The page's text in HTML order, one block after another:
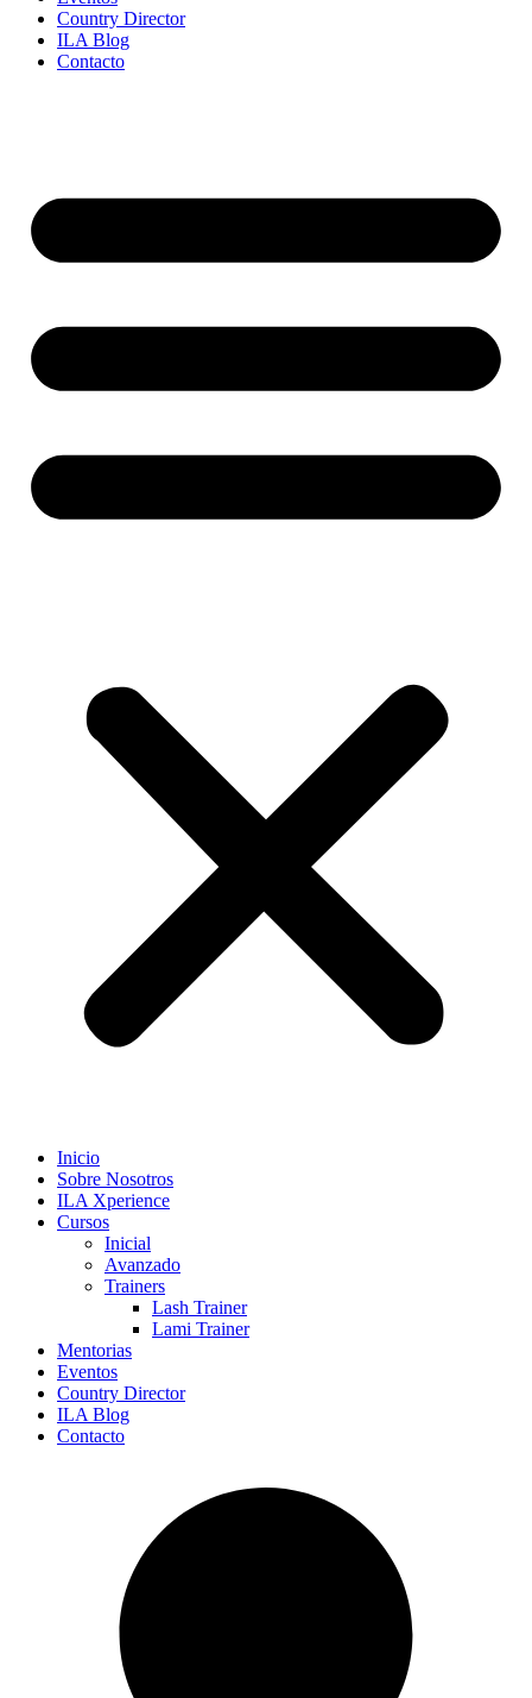
Country Director
ILA Blog
Contacto
Inicio
Sobre Nosotros
ILA Xperience
Cursos
Inicial
Avanzado
Trainers
Lash Trainer
Lami Trainer
Mentorias
Eventos
Country Director
ILA Blog
Contacto